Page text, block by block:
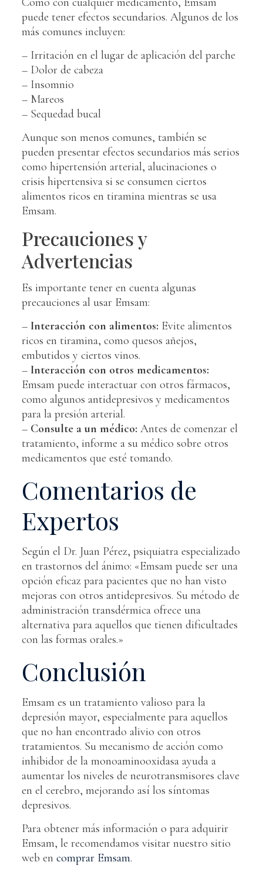
puede tener efectos secundarios. Algunos de los
más comunes incluyen:
– Irritación en el lugar de aplicación del parche
– Dolor de cabeza
– Insomnio
– Mareos
– Sequedad bucal
Aunque son menos comunes, también se
pueden presentar efectos secundarios más serios
como hipertensión arterial, alucinaciones o
crisis hipertensiva si se consumen ciertos
alimentos ricos en tiramina mientras se usa
Emsam.
Precauciones y
Advertencias
Es importante tener en cuenta algunas
precauciones al usar Emsam:
– Interacción con alimentos:Evite alimentos
ricos en tiramina, como quesos añejos,
embutidos y ciertos vinos.
– Interacción con otros medicamentos:
Emsam puede interactuar con otros fármacos,
como algunos antidepresivos y medicamentos
para la presión arterial.
– Consulte a un médico:Antes de comenzar el
tratamiento, informe a su médico sobre otros
medicamentos que esté tomando.
Comentarios de
Expertos
Según el Dr. Juan Pérez, psiquiatra especializado
en trastornos del ánimo: «Emsam puede ser una
opción eficaz para pacientes que no han visto
mejoras con otros antidepresivos. Su método de
administración transdérmica ofrece una
alternativa para aquellos que tienen dificultades
con las formas orales.»
Conclusión
Emsam es un tratamiento valioso para la
depresión mayor, especialmente para aquellos
que no han encontrado alivio con otros
tratamientos. Su mecanismo de acción como
inhibidor de la monoaminooxidasa ayuda a
aumentar los niveles de neurotransmisores clave
en el cerebro, mejorando así los síntomas
depresivos.
Para obtener más información o para adquirir
Emsam, le recomendamos visitar nuestro sitio
web en comprar Emsam.